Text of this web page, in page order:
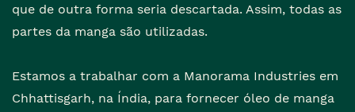
que de outra forma seria descartada. Assim, todas as
partes da manga são utilizadas.
Estamos a trabalhar com a Manorama Industries em
Chhattisgarh, na Índia, para fornecer óleo de manga